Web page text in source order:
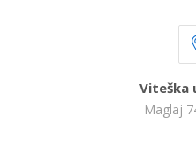
Viteška
Maglaj